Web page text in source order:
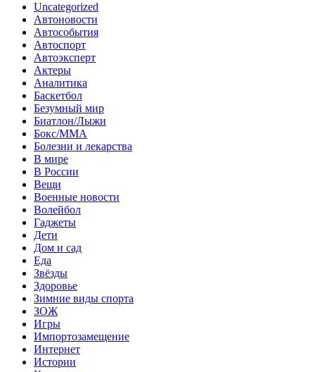
Uncategorized
Автоновости
Автособытия
Автоспорт
Автоэксперт
Актеры
Аналитика
Баскетбол
Безумный мир
Биатлон/Лыжи
Бокс/MMA
Болезни и лекарства
В мире
В России
Вещи
Военные новости
Волейбол
Гаджеты
Дети
Дом и сад
Еда
Звёзды
Здоровье
Зимние виды спорта
ЗОЖ
Игры
Импортозамещение
Интернет
Истории